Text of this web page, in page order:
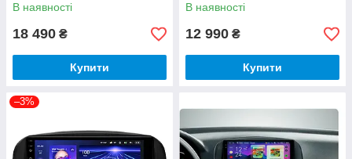
В наявності
18 490 ₴
Купити
В наявності
12 990 ₴
Купити
–3%